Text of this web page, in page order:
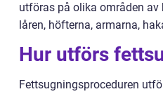
utföras på olika områden av
låren, höfterna, armarna,
Hur utförs
Fettsugningsproceduren